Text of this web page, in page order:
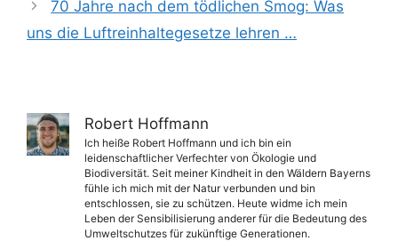
70 Jahre nach dem tödlichen Smog: Was
uns die Luftreinhaltegesetze lehren …
Robert Hoffmann
Ich heiße Robert Hoffmann und ich bin ein
leidenschaftlicher Verfechter von Ökologie und
Biodiversität. Seit meiner Kindheit in den Wäldern Bayerns
fühle ich mich mit der Natur verbunden und bin
entschlossen, sie zu schützen. Heute widme ich mein
Leben der Sensibilisierung anderer für die Bedeutung des
Umweltschutzes für zukünftige Generationen.